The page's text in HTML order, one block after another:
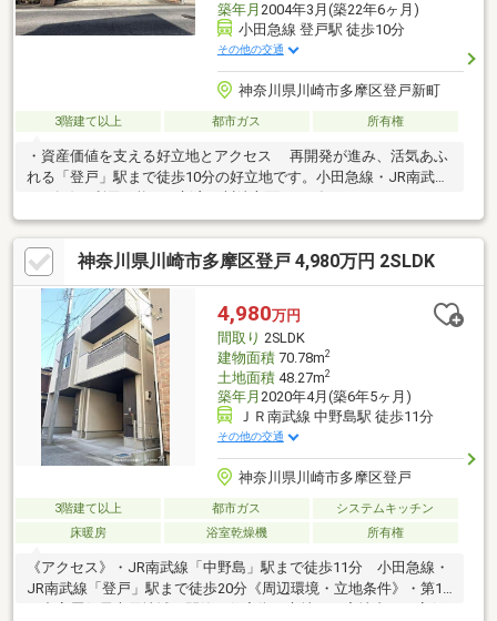
築年月 2004年3月(築22年6ヶ月)
小田急線 登戸駅 徒歩10分
その他の交通
神奈川県川崎市多摩区登戸新町
3階建て以上 都市ガス 所有権
・資産価値を支える好立地とアクセス 再開発が進み、活気あふ
れる「登戸」駅まで徒歩10分の好立地です。小田急線・JR南武線
魅力。駅までは平坦な道のりが続き、世代を問わず暮らしやすい
環境です。・ 多彩なライフスタイルに応える空間設計 建物は
「2SLDK＋3LDK＋1K×3」という広大な間取りを有し、賃貸併用
住宅としての収益確保はもちろん、分離型の二世帯住宅としても
ご検討いただけます。2階・3階をつなぐホームエレベーターが設
置されており、将来にわたって安心・快適にお過ごしいただける
配慮がなされています。
神奈川県川崎市多摩区登戸 4,980万円 2SLDK
4,980万円
間取り 2SLDK
建物面積70.78m2
土地面積48.27m2
築年月 2020年4月(築6年5ヶ月)
ＪＲ南武線 中野島駅 徒歩11分
その他の交通
神奈川県川崎市多摩区登戸
3階建て以上 都市ガス
システムキッチン
床暖房
浴室乾燥機 所有権
《アクセス》・JR南武線「中野島」駅まで徒歩11分 小田急線・
JR南武線「登戸」駅まで徒歩20分《周辺環境・立地条件》・第1